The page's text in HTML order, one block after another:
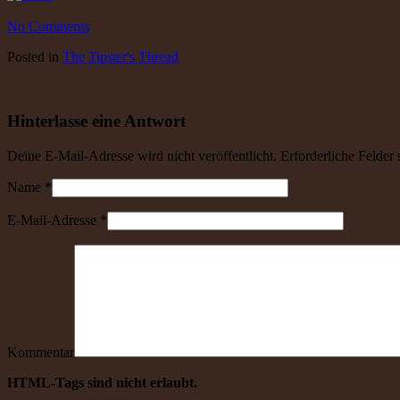
No Comments
Posted in The Tipster's Thread
Hinterlasse eine Antwort
Deine E-Mail-Adresse wird nicht veröffentlicht. Erforderliche Felder
Name *
E-Mail-Adresse *
Kommentar
HTML-Tags sind nicht erlaubt.